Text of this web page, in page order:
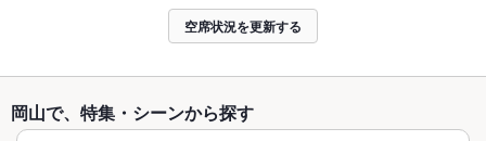
空席状況を更新する
岡山で、特集・シーンから探す